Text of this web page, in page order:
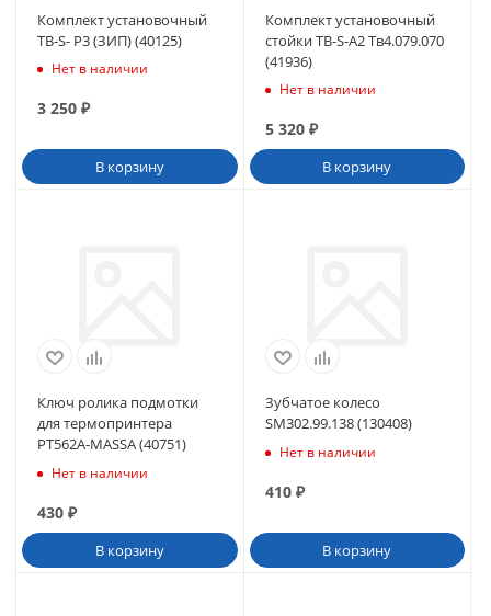
Комплект установочный
ТВ-S- P3 (ЗИП) (40125)
Нет в наличии
3 250 ₽
В корзину
Комплект установочный
стойки ТВ-S-A2 Тв4.079.070
(41936)
Нет в наличии
5 320₽
В корзину
Ключ ролика подмотки
для термопринтера
РТ562А-МАSSА (40751)
Нет в наличии
430 ₽
В корзину
Зубчатое колесо
SM302.99.138 (130408)
Нет в наличии
410₽
В корзину